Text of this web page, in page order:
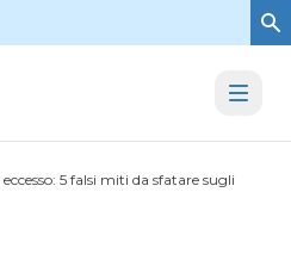
5 falsi miti da sfatare sugli